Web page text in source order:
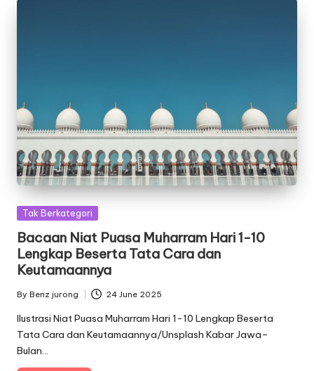
Posted
Tak Berkategori
Bacaan Niat Puasa Muharram Hari 1-10
Lengkap Beserta Tata Cara dan
Keutamaannya
Posted
by
By Benz jurong 24 June 2025
Ilustrasi Niat Puasa Muharram Hari 1-10 Lengkap Beserta
Tata Cara dan Keutamaannya/Unsplash Kabar Jawa–
Bulan…